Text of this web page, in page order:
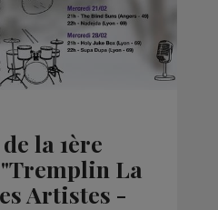
la 1ère
La
Artistes -